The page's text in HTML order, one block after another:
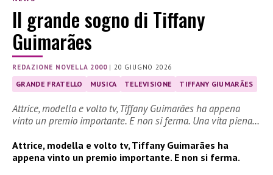
Il grande sogno di Tiffany
Guimarães
REDAZIONE NOVELLA 2000|20 GIUGNO 2026
GRANDE FRATELLO MUSICA TELEVISIONE TIFFANY GIUMARÃES
Attrice, modella e volto tv, Tiffany Guimarães ha appena
vinto un premio importante. E non si ferma. Una vita piena…
Attrice, modella e volto tv, Tiffany Guimarães ha
appena vinto un premio importante. E non si ferma.